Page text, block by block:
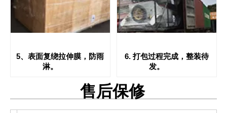
5、表面复绕拉伸膜，防雨
淋。
6. 打包过程完成，整装待
发。
售后保修